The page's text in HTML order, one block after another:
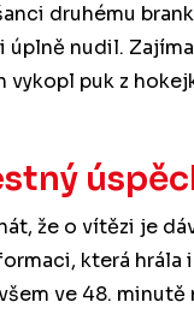
druhému
úplně nudil.
puk z
že o vítězi je
která
ve 48.